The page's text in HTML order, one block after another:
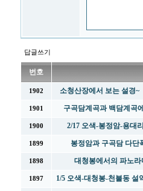
답글쓰기
번호
1902 소청산장에서 보는 설경~
1901 구곡담계곡과 백담계곡
1900 2/17 오색-봉정암-용대
1899 봉정암과 구곡담 다단
1898 대청봉에서의 파노
1897 1/5 오색-대청봉-천불동 설